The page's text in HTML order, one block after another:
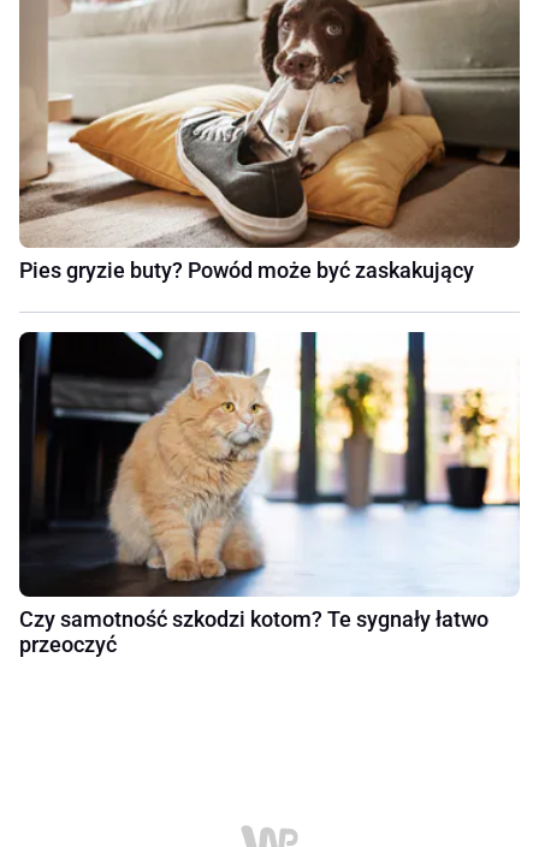
Pies gryzie buty? Powód może być zaskakujący
Czy samotność szkodzi kotom? Te sygnały łatwo
przeoczyć